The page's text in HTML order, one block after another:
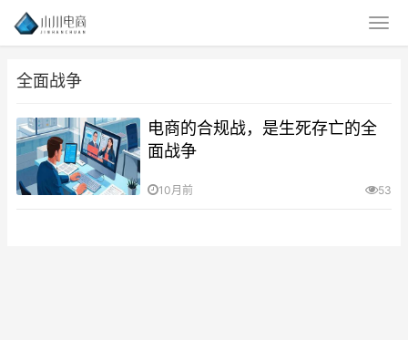
全面战争
电商的合规战，是生死存亡的全
面战争
10月前 53